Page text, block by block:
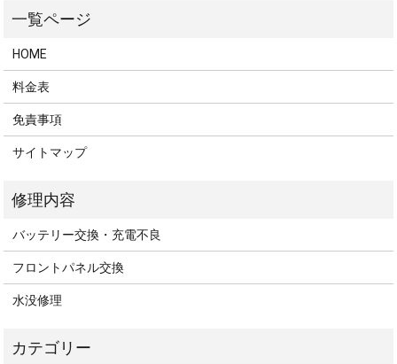
HOME
料金表
免責事項
サイトマップ
バッテリー交換・充電不良
フロントパネル交換
水没修理